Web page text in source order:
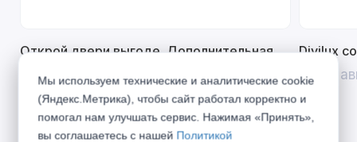
Открой двери выгоде. Дополнительная
покупке входной двери
До 31 августа 2026 г
Divilux
До 31
Мы используем технические и аналитические cookie
(Яндекс.Метрика), чтобы сайт работал корректно и
помогал нам улучшать сервис. Нажимая «Принять»,
вы соглашаетесь с нашей Политикой